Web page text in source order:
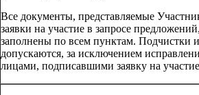
Все документы, представляемые
заявки на участие в запросе
заполнены по всем пунктам. Подчистки
допускаются, за исключением
лицами, подписавшими заявку на